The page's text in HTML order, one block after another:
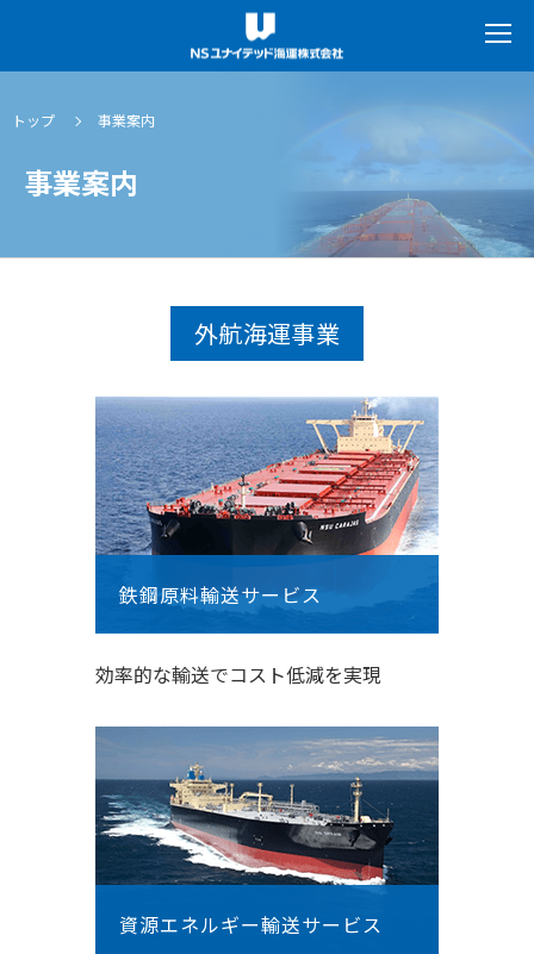
トップ 事業案内
事業案内
外航海運事業
鉄鋼原料輸送サービス
効率的な輸送でコスト低減を実現
資源エネルギー輸送サービス